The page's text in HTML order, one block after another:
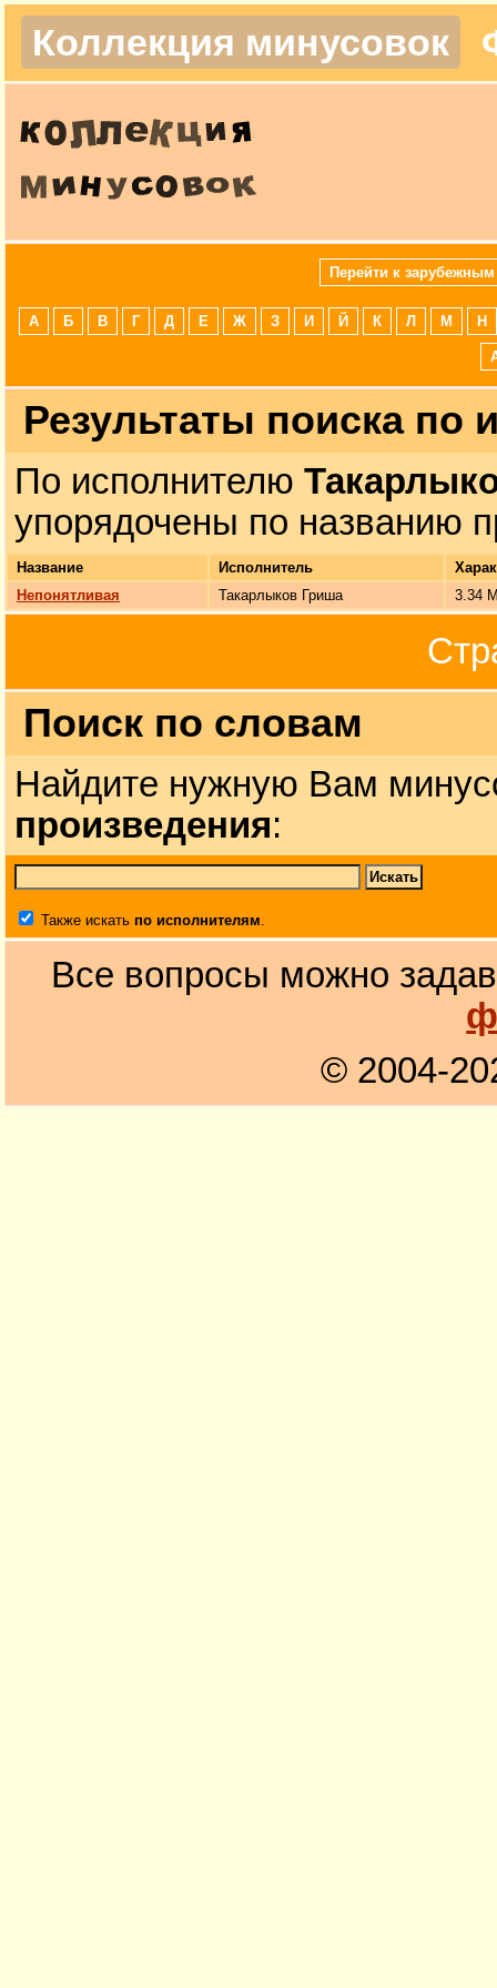
Коллекция минусовок
Перейти к зарубежным
А Б В Г Д Е Ж З И Й К Л М Н
Результаты поиска по
По исполнителю
упорядочены по названию
Название Исполнитель
Непонятливая
Такарлыков Гриша 3.34
Поиск по словам
Найдите нужную Вам
произведения:
Также искать по исполнителям.
Все вопросы можно
© 2004-